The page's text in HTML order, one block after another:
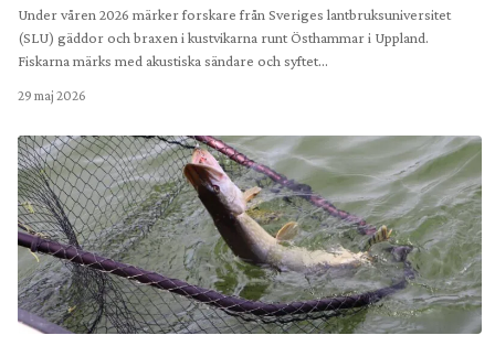
Under våren 2026 märker forskare från Sveriges lantbruksuniversitet
(SLU) gäddor och braxen i kustvikarna runt Östhammar i Uppland.
Fiskarna märks med akustiska sändare och syftet…
29 maj 2026